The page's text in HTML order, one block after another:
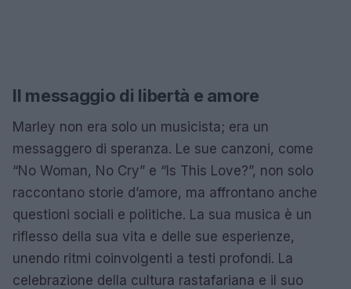
Il messaggio di libertà e amore
Marley non era solo un musicista; era un
messaggero di speranza. Le sue canzoni, come
“No Woman, No Cry” e “Is This Love?”, non solo
raccontano storie d’amore, ma affrontano anche
questioni sociali e politiche. La sua musica è un
riflesso della sua vita e delle sue esperienze,
unendo ritmi coinvolgenti a testi profondi. La
celebrazione della cultura rastafariana e il suo